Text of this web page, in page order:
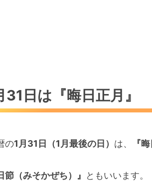
31日は『晦日正月』
の1月31日（1月最後の日） は、 『
節（みそかぜち）』 ともいいます。